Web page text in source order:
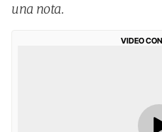
una nota.
VIDEO